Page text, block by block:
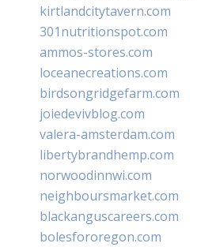
kirtlandcitytavern.com
301nutritionspot.com
ammos-stores.com
loceanecreations.com
birdsongridgefarm.com
joiedevivblog.com
valera-amsterdam.com
libertybrandhemp.com
norwoodinnwi.com
neighboursmarket.com
blackanguscareers.com
bolesfororegon.com